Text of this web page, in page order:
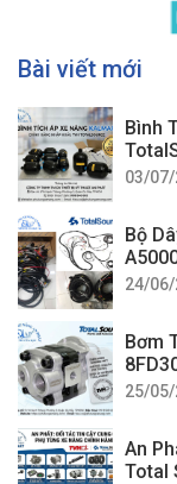
Bài viết mới
Bình
03/
Bộ
24/
Bơm
25/
An
Total